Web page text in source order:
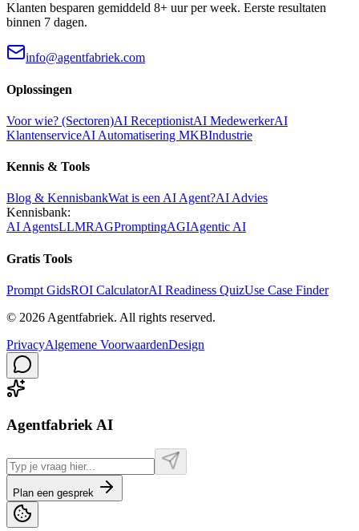
Klanten besparen gemiddeld 8+ uur per week. Eerste resultaten
binnen 7 dagen.
info@agentfabriek.com
Oplossingen
Voor wie? (Sectoren)AI ReceptionistAI MedewerkerAI
KlantenserviceAI Automatisering MKBIndustrie
Kennis & Tools
Blog & KennisbankWat is een AI Agent?AI Advies
Kennisbank:
AI AgentsLLMRAGPromptingAGIAgentic AI
Gratis Tools
Prompt GidsROI CalculatorAI Readiness QuizUse Case Finder
© 2026 Agentfabriek. All rights reserved.
PrivacyAlgemene VoorwaardenDesign
Agentfabriek AI
Plan een gesprek